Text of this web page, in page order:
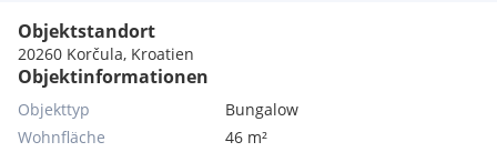
Objektstandort
20260 Korčula, Kroatien
Objektinformationen
Objekttyp
Bungalow
Wohnfläche
46 m²